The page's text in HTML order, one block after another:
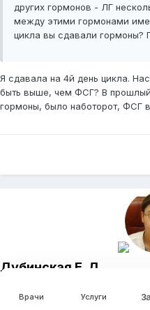
других гормонов - ЛГ
между этими гормонами
цикла вы сдавали гормоны?
Я сдавала на 4й день цикла.
быть выше, чем ФСГ? В
гормоны, было наботорот, ФСГ
Дубинская Е. Д.
Врачи Услуги